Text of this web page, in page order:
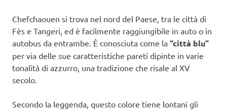
Chefchaouen si trova nel nord del Paese, tra le città di
Fès e Tangeri, ed è facilmente raggiungibile in auto o in
autobus da entrambe. È conosciuta come la “città blu”
per via delle sue caratteristiche pareti dipinte in varie
tonalità di azzurro, una tradizione che risale al XV
secolo.
Secondo la leggenda, questo colore tiene lontani gli